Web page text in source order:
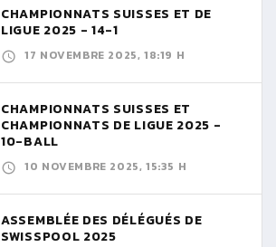
CHAMPIONNATS SUISSES ET DE
LIGUE 2025 - 14-1
17 NOVEMBRE 2025, 18:19 H
CHAMPIONNATS SUISSES ET
CHAMPIONNATS DE LIGUE 2025 -
10-BALL
10 NOVEMBRE 2025, 15:35 H
ASSEMBLÉE DES DÉLÉGUÉS DE
SWISSPOOL 2025